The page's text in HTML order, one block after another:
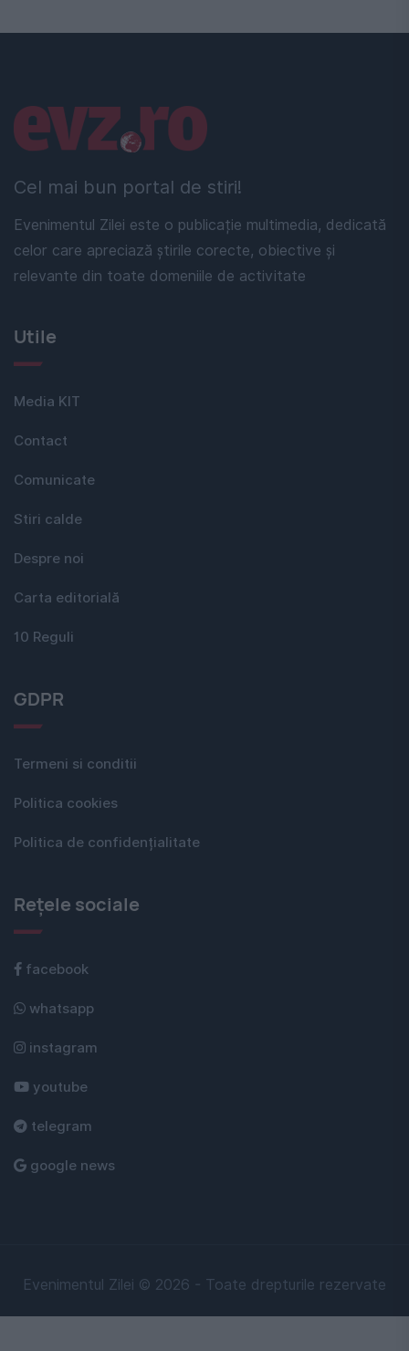
Cel mai bun portal de stiri!
Evenimentul Zilei este o publicație multimedia, dedicată
celor care apreciază știrile corecte, obiective și
relevante din toate domeniile de activitate
Linkuri utile
Utile
Media KIT
Contact
Comunicate
Stiri calde
Despre noi
Carta editorială
10 Reguli
GDPR
Termeni si conditii
Politica cookies
Politica de confidențialitate
Rețele sociale
facebook
whatsapp
instagram
youtube
telegram
google news
Evenimentul Zilei © 2026 - Toate drepturile rezervate